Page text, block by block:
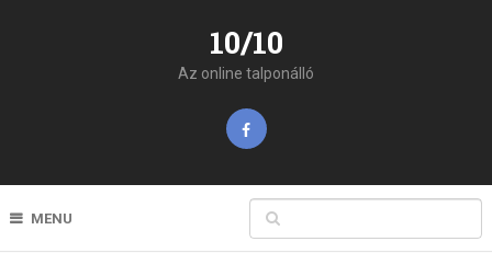
10/10
Az online talponálló
MENU